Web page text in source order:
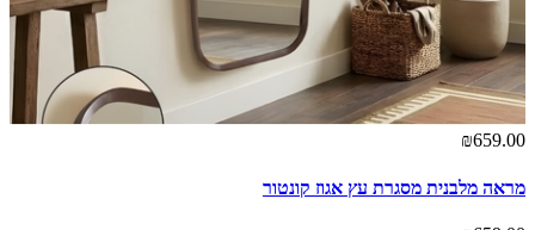
₪659.00
מראה מלבנית מסגרת עץ אגוז קונטור